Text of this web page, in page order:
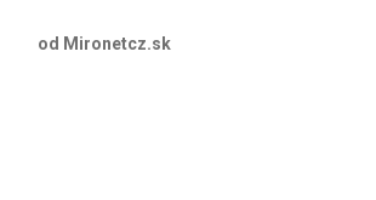
od Mironetcz.sk